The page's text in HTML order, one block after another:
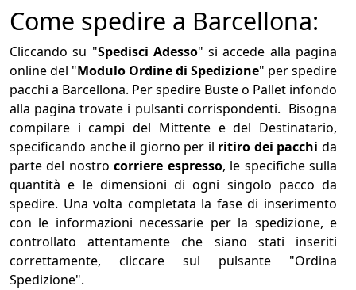
Come spedire a Barcellona:
Cliccando su "Spedisci Adesso" si accede alla pagina
online del "Modulo Ordine di Spedizione" per spedire
pacchi a Barcellona. Per spedire Buste o Pallet infondo
alla pagina trovate i pulsanti corrispondenti. Bisogna
compilare i campi del Mittente e del Destinatario,
specificando anche il giorno per il ritiro dei pacchi da
parte del nostrocorriere espresso, le specifiche sulla
quantità e le dimensioni di ogni singolo pacco da
spedire. Una volta completata la fase di inserimento
con le informazioni necessarie per la spedizione, e
controllato attentamente che siano stati inseriti
correttamente, cliccare sul pulsante "Ordina
Spedizione".